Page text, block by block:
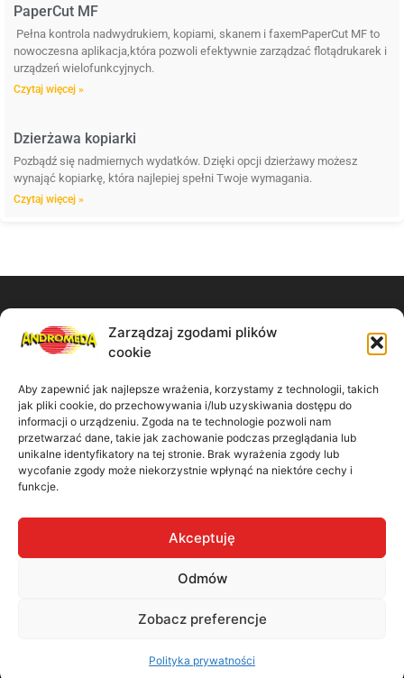
Zarządzaj zgodami plików
cookie
Aby zapewnić jak najlepsze wrażenia, korzystamy z technologii, takich
jak pliki cookie, do przechowywania i/lub uzyskiwania dostępu do
informacji o urządzeniu. Zgoda na te technologie pozwoli nam
przetwarzać dane, takie jak zachowanie podczas przeglądania lub
unikalne identyfikatory na tej stronie. Brak wyrażenia zgody lub
wycofanie zgody może niekorzystnie wpłynąć na niektóre cechy i
funkcje.
Akceptuję
Odmów
Zobacz preferencje
Polityka prywatności
PaperCut MF
Pełna kontrola nadwydrukiem, kopiami, skanem i faxemPaperCut MF to
nowoczesna aplikacja,która pozwoli efektywnie zarządzać flotądrukarek i
urządzeń wielofunkcyjnych.
Czytaj więcej »
Dzierżawa kopiarki
Pozbądź się nadmiernych wydatków. Dzięki opcji dzierżawy możesz
wynająć kopiarkę, która najlepiej spełni Twoje wymagania.
Czytaj więcej »
Zadzwoń do nas:
61 867 11 91
Napisz wiadomość:
biuro@madbiuro.pl
ul. Kamiennogórska 9/41 60-179 Poznań